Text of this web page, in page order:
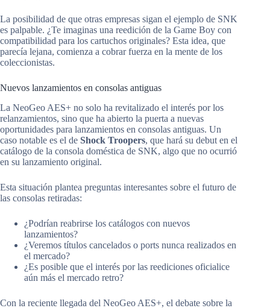
La posibilidad de que otras empresas sigan el ejemplo de SNK
es palpable. ¿Te imaginas una reedición de la Game Boy con
compatibilidad para los cartuchos originales? Esta idea, que
parecía lejana, comienza a cobrar fuerza en la mente de los
coleccionistas.
Nuevos lanzamientos en consolas antiguas
La NeoGeo AES+ no solo ha revitalizado el interés por los
relanzamientos, sino que ha abierto la puerta a nuevas
oportunidades para lanzamientos en consolas antiguas. Un
caso notable es el de Shock Troopers, que hará su debut en el
catálogo de la consola doméstica de SNK, algo que no ocurrió
en su lanzamiento original.
Esta situación plantea preguntas interesantes sobre el futuro de
las consolas retiradas:
¿Podrían reabrirse los catálogos con nuevos
lanzamientos?
¿Veremos títulos cancelados o ports nunca realizados en
el mercado?
¿Es posible que el interés por las reediciones oficialice
aún más el mercado retro?
Con la reciente llegada del NeoGeo AES+, el debate sobre la